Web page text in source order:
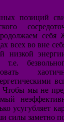
позиций
себя
всех во вне
низкой
т.е.
Чтобы мы не
усугубляет
силы заметно